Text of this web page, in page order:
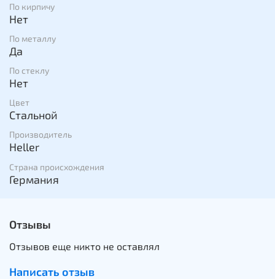
По кирпичу
Нет
По металлу
Да
По стеклу
Нет
Цвет
Стальной
Производитель
Heller
Страна происхождения
Германия
Отзывы
Отзывов еще никто не оставлял
Написать отзыв